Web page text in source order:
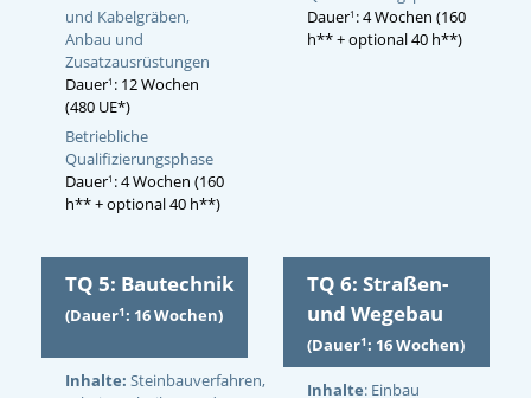
und Kabelgräben,
Anbau und
Zusatzausrüstungen
Dauer1 : 12 Wochen
(480 UE*)
Betriebliche
Qualifizierungsphase
Dauer1 : 4 Wochen (160
h** + optional 40 h**)
Dauer1 : 4 Wochen (160
h** + optional 40 h**)
TQ 5: Bautechnik
(Dauer1: 16 Wochen)
Inhalte: Steinbauverfahren,
TQ 6: Straßen-
und Wegebau
(Dauer1: 16 Wochen)
Inhalte: Einbau